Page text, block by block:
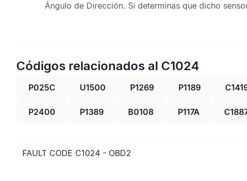
Ángulo de Dirección. Si determinas que dicho
Códigos relacionados al C1024
P025C U1500 P1269 P1189
P2400 P1389 B0108 P117A
FAULT CODE C1024 - OBD2